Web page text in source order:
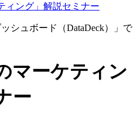
ィング」解説セミナー
シュボード（DataDeck）」で
マーケティン
ー